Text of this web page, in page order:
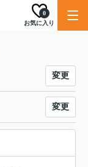
お気に入り
0
変更
変更